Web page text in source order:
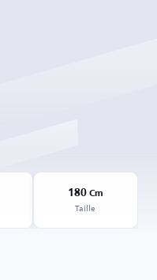
180Cm
Taille